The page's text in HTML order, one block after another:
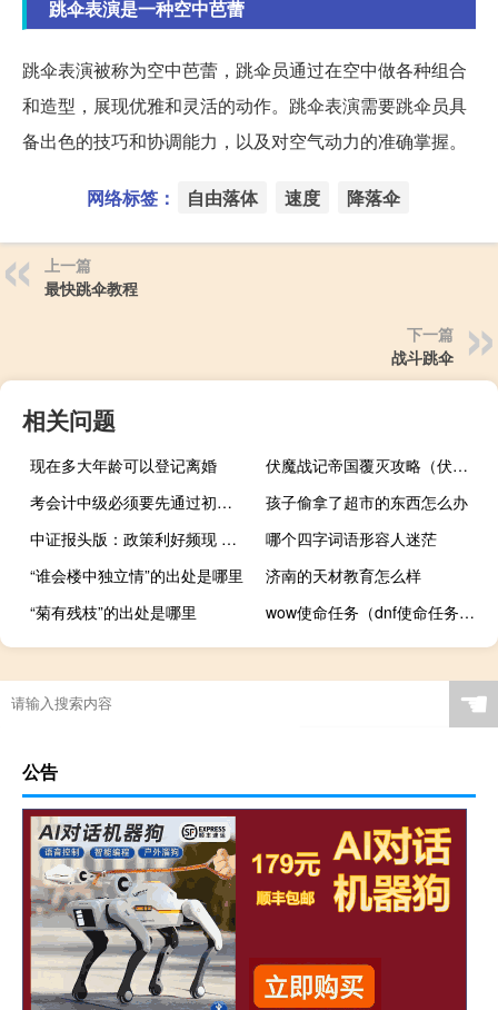
跳伞表演是一种空中芭蕾
跳伞表演被称为空中芭蕾，跳伞员通过在空中做各种组合
和造型，展现优雅和灵活的动作。跳伞表演需要跳伞员具
备出色的技巧和协调能力，以及对空气动力的准确掌握。
网络标签： 自由落体 速度 降落伞
上一篇
最快跳伞教程
下一篇
战斗跳伞
相关问题
现在多大年龄可以登记离婚
伏魔战记帝国覆灭攻略（伏魔战记）
考会计中级必须要先通过初级吗
孩子偷拿了超市的东西怎么办
中证报头版：政策利好频现 并购重组步入活跃期
哪个四字词语形容人迷茫
“谁会楼中独立情”的出处是哪里
济南的天材教育怎么样
“菊有残枝”的出处是哪里
wow使命任务（dnf使命任务什么意思）
☚
公告